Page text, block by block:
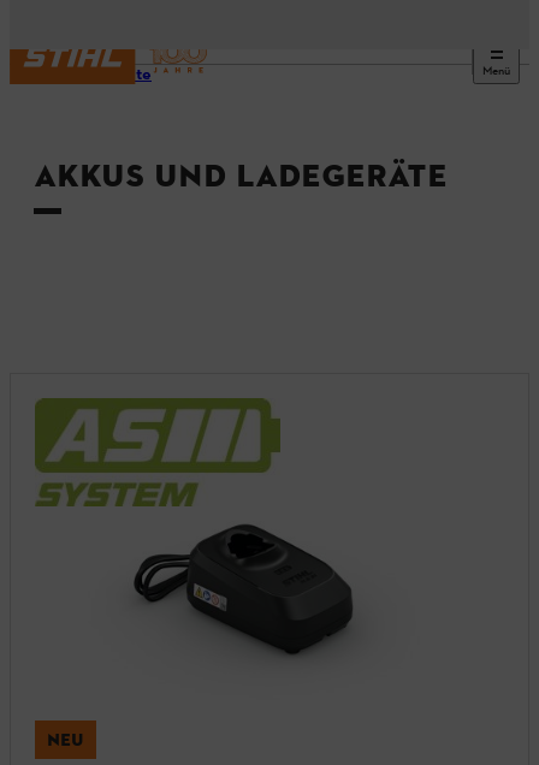
Menü
Startseite
AKKUS UND LADEGERÄTE
NEU